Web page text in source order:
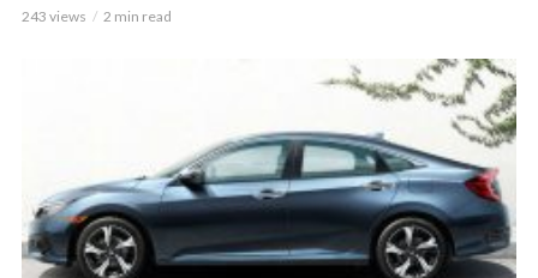
243 views 2 min read